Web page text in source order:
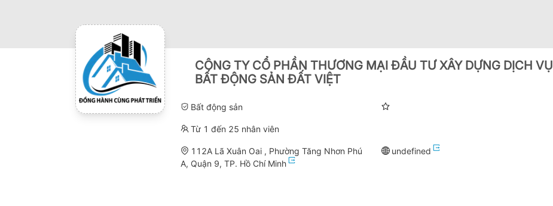
CÔNG TY CỔ PHẦN THƯƠNG MẠI ĐẦU TƯ XÂY DỰNG DỊCH VỤ
BẤT ĐỘNG SẢN ĐẤT VIỆT
Bất động sản
Từ 1 đến 25 nhân viên
112A Lã Xuân Oai , Phường Tăng Nhơn Phú
A, Quận 9, TP. Hồ Chí Minh
undefined